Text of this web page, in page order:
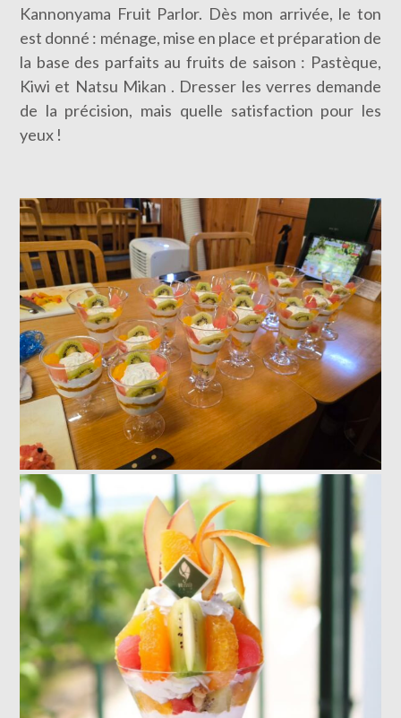
Kannonyama Fruit Parlor. Dès mon arrivée, le ton
est donné : ménage, mise en place et préparation de
la base des parfaits au fruits de saison : Pastèque,
Kiwi et Natsu Mikan . Dresser les verres demande
de la précision, mais quelle satisfaction pour les
yeux !